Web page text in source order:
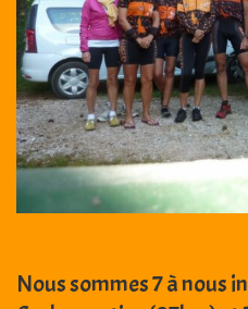
Nous sommes 7 à nous